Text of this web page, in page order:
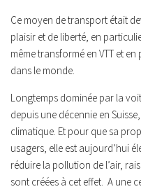
Ce moyen de transport était
plaisir et de liberté, en
même transformé en VTT et
dans le monde.
Longtemps dominée par la
depuis une décennie en
climatique. Et pour que sa
usagers, elle est aujourd’hui
réduire la pollution de l’air,
sont créées à cet effet. A une